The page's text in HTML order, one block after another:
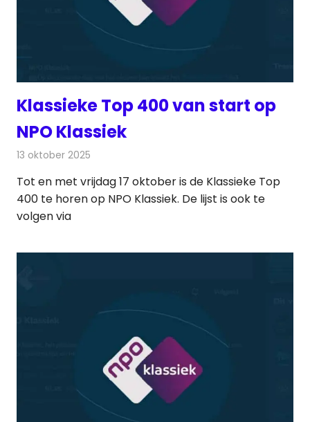
Klassieke Top 400 van start op
NPO Klassiek
13 oktober 2025
Tot en met vrijdag 17 oktober is de Klassieke Top
400 te horen op NPO Klassiek. De lijst is ook te
volgen via